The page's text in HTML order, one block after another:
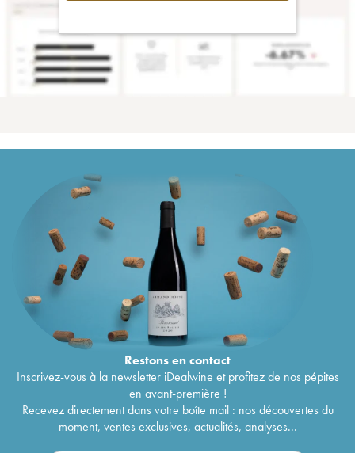
Restons encontact
Inscrivez-vous à la newsletter iDealwine et profitez de nos pépites
en avant-première !
Recevez directement dans votre boîte mail : nos découvertes du
moment, ventes exclusives, actualités, analyses...